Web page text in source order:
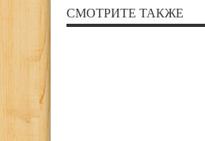
СМОТРИТЕ ТАКЖЕ